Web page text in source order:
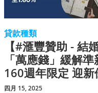
貸款種類
【#滙豐贊助 - 結
「萬應錢」緩解
160週年限定 迎
四月 15, 2025